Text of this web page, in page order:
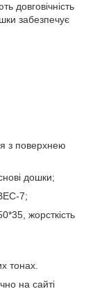
довговічність
забезпечує
з поверхнею
дошки;
7;
жорсткість
тонах.
на сайті